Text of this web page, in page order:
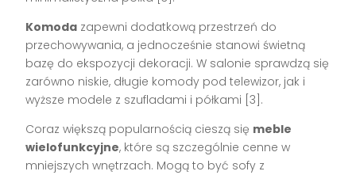
Komoda zapewni dodatkową przestrzeń do
przechowywania, a jednocześnie stanowi świetną
bazę do ekspozycji dekoracji. W salonie sprawdzą się
zarówno niskie, długie komody pod telewizor, jak i
wyższe modele z szufladami i półkami [3].
Coraz większą popularnością cieszą się meble
wielofunkcyjne, które są szczególnie cenne w
mniejszych wnętrzach. Mogą to być sofy z